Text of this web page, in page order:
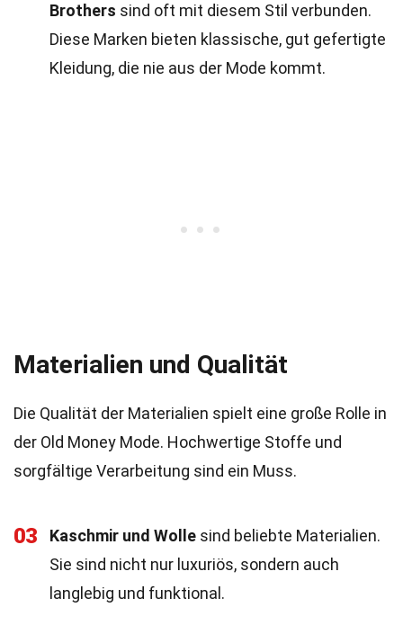
Brothers sind oft mit diesem Stil verbunden.
Diese Marken bieten klassische, gut gefertigte
Kleidung, die nie aus der Mode kommt.
Materialien und Qualität
Die Qualität der Materialien spielt eine große Rolle in
der Old Money Mode. Hochwertige Stoffe und
sorgfältige Verarbeitung sind ein Muss.
03 Kaschmir und Wolle sind beliebte Materialien.
Sie sind nicht nur luxuriös, sondern auch
langlebig und funktional.